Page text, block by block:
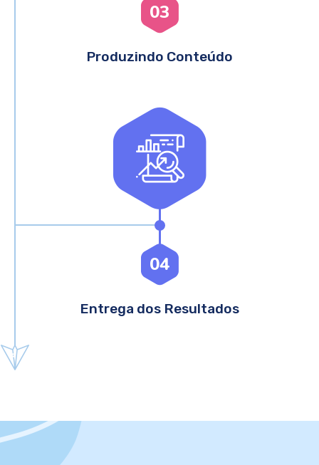
03
Produzindo Conteúdo
04
Entrega dos Resultados